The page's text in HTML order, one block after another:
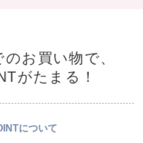
お買い物で、
がたまる！
について